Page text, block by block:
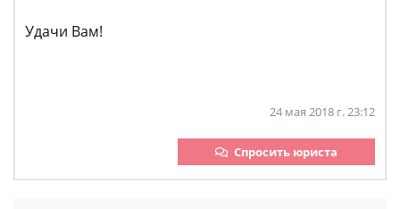
Удачи Вам!
24 мая 2018 г. 23:12
Спросить юриста